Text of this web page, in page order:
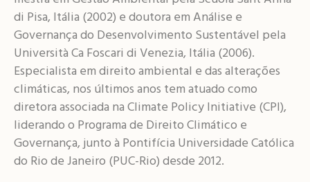
di Pisa, Itália (2002) e doutora em Análise e
Governança do Desenvolvimento Sustentável pela
Università Ca Foscari di Venezia, Itália (2006).
Especialista em direito ambiental e das alterações
climáticas, nos últimos anos tem atuado como
diretora associada na Climate Policy Initiative (CPI),
liderando o Programa de Direito Climático e
Governança, junto à Pontifícia Universidade Católica
do Rio de Janeiro (PUC-Rio) desde 2012.